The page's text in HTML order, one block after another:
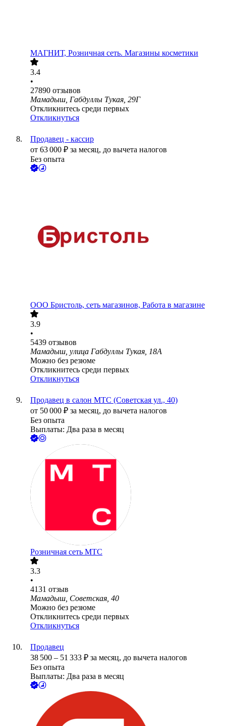
МАГНИТ, Розничная сеть. Магазины косметики
3.4
•
27890 отзывов
Мамадыш, Габдуллы Тукая, 29Г
Откликнитесь среди первых
Откликнуться
Продавец - кассир
от 63 000 ₽ за месяц, до вычета налогов
Без опыта
ООО Бристоль, сеть магазинов, Работа в магазине
3.9
•
5439 отзывов
Мамадыш, улица ​Габдуллы Тукая, 18А
Можно без резюме
Откликнитесь среди первых
Откликнуться
Продавец в салон МТС (Советская ул., 40)
от 50 000 ₽ за месяц, до вычета налогов
Без опыта
Выплаты: Два раза в месяц
Розничная сеть МТС
3.3
•
4131 отзыв
Мамадыш, Советская, 40
Можно без резюме
Откликнитесь среди первых
Откликнуться
Продавец
38 500 – 51 333 ₽ за месяц, до вычета налогов
Без опыта
Выплаты: Два раза в месяц